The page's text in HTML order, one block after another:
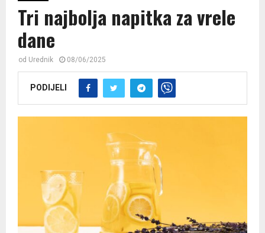
Tri najbolja napitka za vrele
dane
od Urednik 08/06/2025
PODIJELI